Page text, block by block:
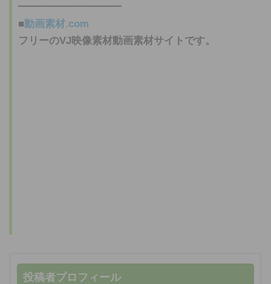
━━━━━━━━━━
■動画素材.com
フリーのVJ映像素材動画素材サイトです。
投稿者プロフィール